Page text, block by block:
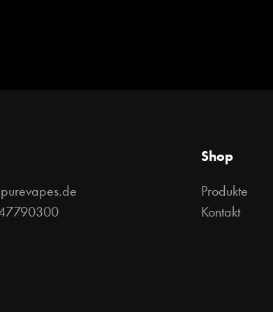
Shop
Produkte
Kontakt